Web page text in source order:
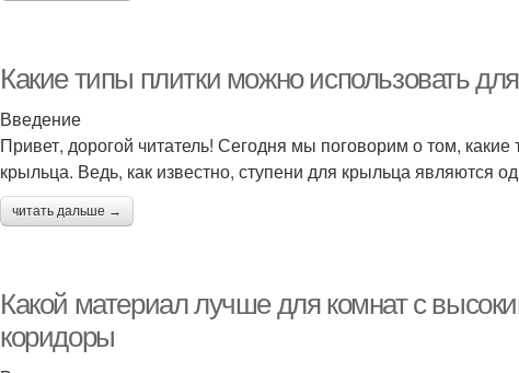
Какие типы плитки можно использовать
Введение
Привет, дорогой читатель! Сегодня мы поговорим о том,
крыльца. Ведь, как известно, ступени для крыльца являются
читать дальше →
Какой материал лучше для комнат с
коридоры